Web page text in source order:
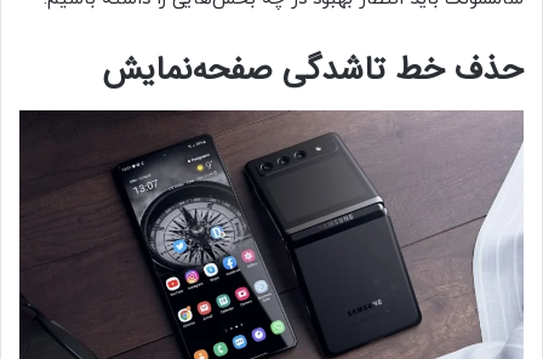
حذف خط تاشدگی صفحه‌نمایش